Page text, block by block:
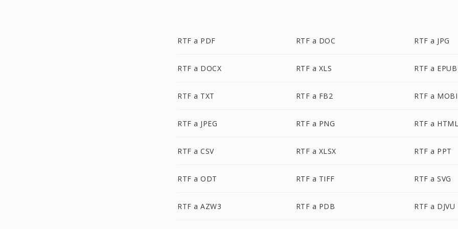
RTF a PDF RTF a DOC RTF a JPG
RTF a DOCX RTF a XLS RTF a EPUB
RTF a TXT RTF a FB2 RTF a MOBI
RTF a JPEG RTF a PNG RTF a
RTF a CSV RTF a XLSX RTF a PPT
RTF a ODT RTF a TIFF RTF a SVG
RTF a AZW3 RTF a PDB RTF a DJVU